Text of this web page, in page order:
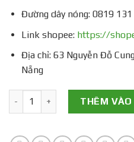
Đường dây nóng: 0819
Link shopee: https://
Địa chỉ: 63 Nguyễn Đỗ
Nẵng
Củ giống hoa lily cao Pavia
THÊM VÀO